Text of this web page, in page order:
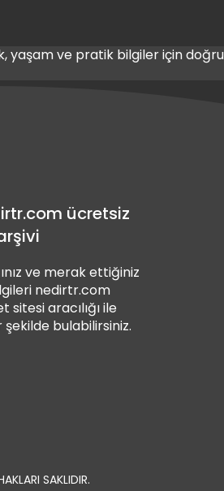
yaşam ve pratik bilgiler için
ücretsiz
ve merak ettiğiniz
nedirtr.com
sitesi aracılığı ile
şekilde bulabilirsiniz.
SAKLIDIR.